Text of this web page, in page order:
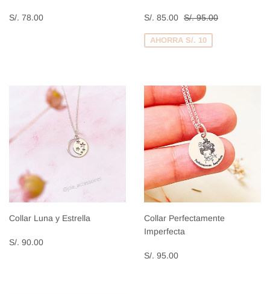
Precio
habitual
S/. 78.00 Precio
de
venta
S/. 85.00 S/.
85.00
Precio habitual
S/. 95.00
AHORRA S/. 10
Collar Luna y Estrella
Precio
habitual
S/. 90.00
Collar Perfectamente
Imperfecta
Precio
habitual
S/. 95.00